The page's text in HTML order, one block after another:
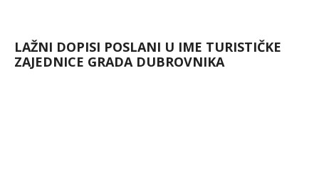
LAŽNI DOPISI POSLANI U IME TURISTIČKE
ZAJEDNICE GRADA DUBROVNIKA